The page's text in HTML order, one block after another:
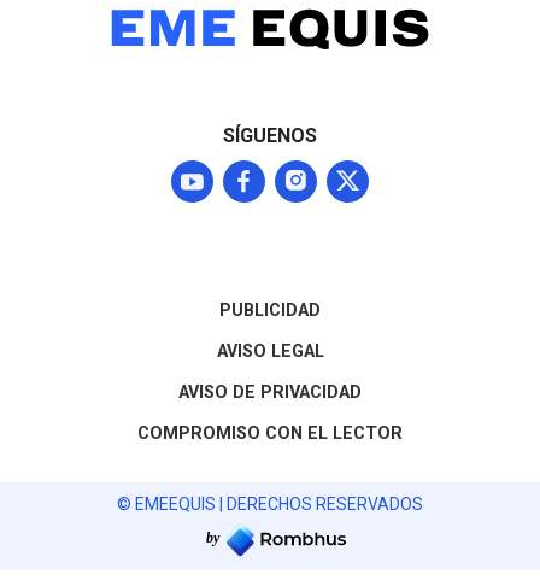
negociaciones para
normalizar los envíos que
SÍGUENOS
PUBLICIDAD
AVISO LEGAL
AVISO DE PRIVACIDAD
COMPROMISO CON EL LECTOR
© EMEEQUIS | DERECHOS RESERVADOS
by